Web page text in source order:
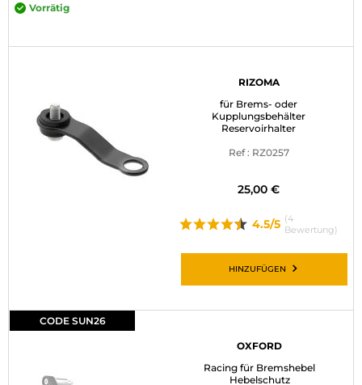
Vorrätig
RIZOMA
für Brems- oder
Kupplungsbehälter
Reservoirhalter
Ref : RZ0257
25,00 €
4.5/5 (4
Bewertung)
HINZUFÜGEN
CODE SUN26
OXFORD
Racing für Bremshebel
Hebelschutz